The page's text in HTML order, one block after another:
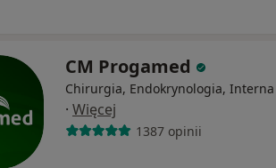
CM Progamed
Chirurgia, Endokrynologia, Interna
· Więcej
1387 opinii